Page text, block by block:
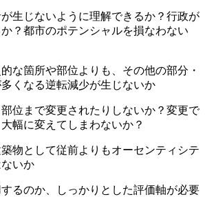
生じないように理解できるか？行政が
？都市のポテンシャルを損なわない
な箇所や部位よりも、その他の部分・
くなる逆転減少が生じないか
位まで変更されたりしないか？変更で
幅に変えてしまわないか？
物として従前よりもオーセンティシテ
いか
るのか、しっかりとした評価軸が必要